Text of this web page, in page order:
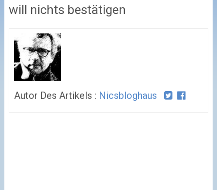
will nichts bestätigen
Autor Des Artikels : Nicsbloghaus